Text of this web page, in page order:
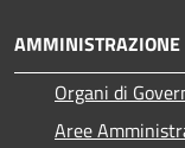
AMMINISTRAZIONE
Organi di
Aree